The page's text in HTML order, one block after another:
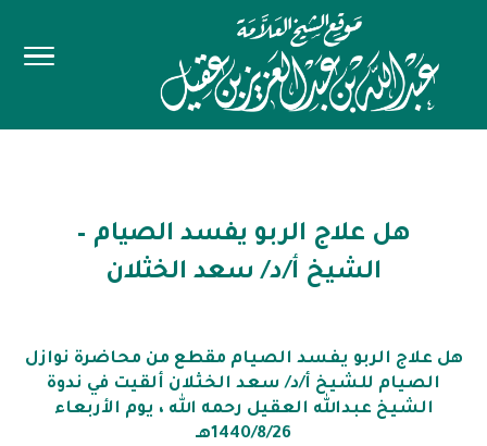
هل علاج الربو يفسد الصيام –
الشيخ أ/د/ سعد الخثلان
هل علاج الربو يفسد الصيام مقطع من محاضرة نوازل
الصيام للشيخ أ/د/ سعد الخثلان ألقيت في ندوة
الشيخ عبدالله العقيل رحمه الله ، يوم الأربعاء
1440/8/26هـ